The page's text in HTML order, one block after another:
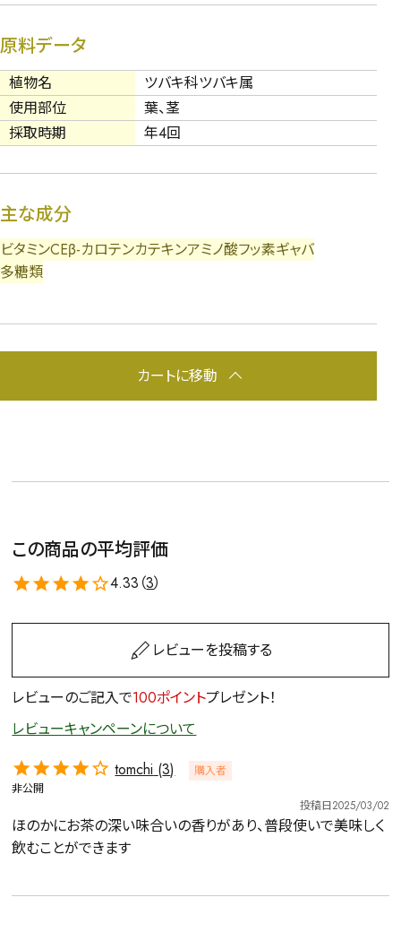
原料データ
植物名
ツバキ科ツバキ属
使用部位
葉、茎
採取時期
年4回
主な成分
ビタミンCEβ-カロテンカテキンアミノ酸フッ素ギャバ
多糖類
カートに移動
この商品の平均評価
4.33（3）
レビューを投稿する
レビューのご記入で100ポイントプレゼント！
レビューキャンペーンについて
tomchi 3
購入者
非公開
投稿日2025/03/02
ほのかにお茶の深い味合いの香りがあり、普段使いで美味しく
飲むことができます